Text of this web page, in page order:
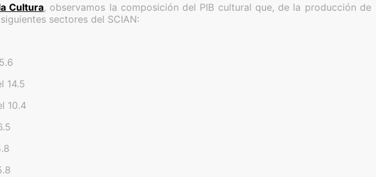
Cultura, observamos la composición del PIB cultural que, de la producción de
sectores del SCIAN:
14.5
10.4